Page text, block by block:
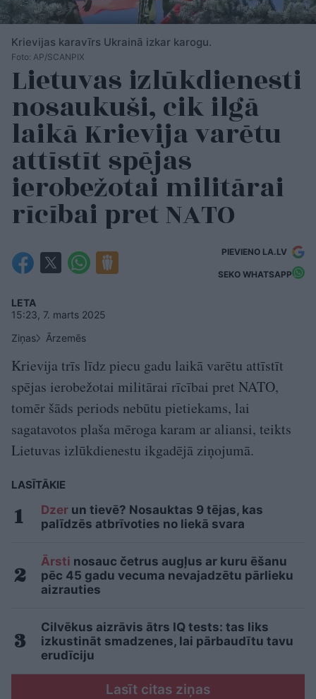
Krievijas karavīrs Ukrainā izkar karogu.
Foto: AP/SCANPIX
Lietuvas izlūkdienesti
nosaukuši, cik ilgā
laikā Krievija varētu
attīstīt spējas
ierobežotai militārai
rīcībai pret NATO
PIEVIENO LA.LV
SEKO WHATSAPP
LETA
15:23, 7. marts 2025
Ziņas
Ārzemēs
Krievija trīs līdz piecu gadu laikā varētu attīstīt
spējas ierobežotai militārai rīcībai pret NATO,
tomēr šāds periods nebūtu pietiekams, lai
sagatavotos plaša mēroga karam ar aliansi, teikts
Lietuvas izlūkdienestu ikgadējā ziņojumā.
LASĪTĀKIE
Dzer un tievē? Nosauktas 9 tējas, kas
palīdzēs atbrīvoties no liekā svara
Ārsti nosauc četrus augļus ar kuru ēšanu
pēc 45 gadu vecuma nevajadzētu pārlieku
aizrauties
Cilvēkus aizrāvis ātrs IQ tests: tas liks
izkustināt smadzenes, lai pārbaudītu tavu
erudīciju
Lasīt citas ziņas